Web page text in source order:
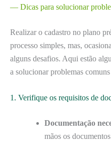
— Dicas para solucionar
Realizar o cadastro no plano
processo simples, mas,
alguns desafios. Aqui estão
a solucionar problemas
1. Verifique os requisitos de
Documentação
mãos os